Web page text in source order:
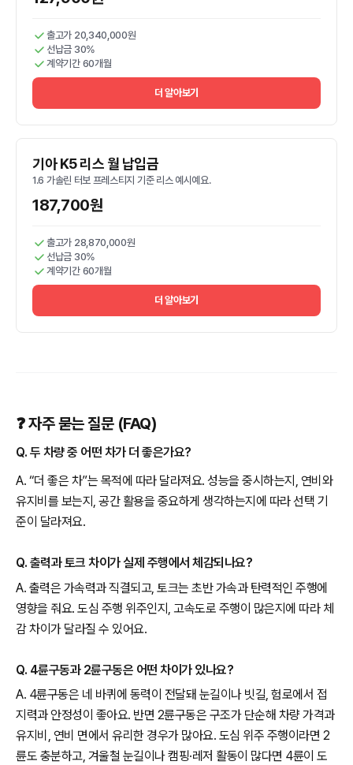
출고가 20,340,000원
선납금 30%
계약기간 60개월
더 알아보기
기아 K5 리스 월 납입금
1.6 가솔린 터보 프레스티지 기준 리스 예시예요.
187,700원
출고가 28,870,000원
선납금 30%
계약기간 60개월
더 알아보기
❓ 자주 묻는 질문 (FAQ)
Q. 두 차량 중 어떤 차가 더 좋은가요?
A. “더 좋은 차”는 목적에 따라 달라져요. 성능을 중시하는지, 연비와
유지비를 보는지, 공간 활용을 중요하게 생각하는지에 따라 선택 기
준이 달라져요.
Q. 출력과 토크 차이가 실제 주행에서 체감되나요?
A. 출력은 가속력과 직결되고, 토크는 초반 가속과 탄력적인 주행에
영향을 줘요. 도심 주행 위주인지, 고속도로 주행이 많은지에 따라 체
감 차이가 달라질 수 있어요.
Q. 4륜구동과 2륜구동은 어떤 차이가 있나요?
A. 4륜구동은 네 바퀴에 동력이 전달돼 눈길이나 빗길, 험로에서 접
지력과 안정성이 좋아요. 반면 2륜구동은 구조가 단순해 차량 가격과
유지비, 연비 면에서 유리한 경우가 많아요. 도심 위주 주행이라면 2
륜도 충분하고, 겨울철 눈길이나 캠핑·레저 활동이 많다면 4륜이 도